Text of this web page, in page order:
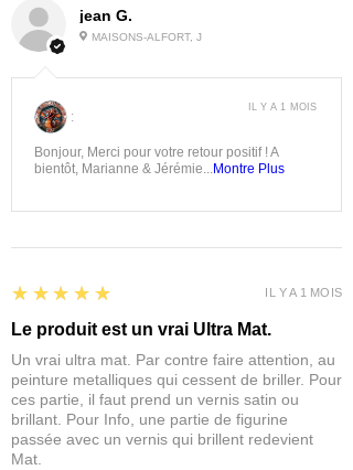
jean G.
MAISONS-ALFORT, J
:
Bonjour, Merci pour votre retour positif ! A
bientôt, Marianne & Jérémie...Montre Plus
IL Y A 1 MOIS
5
★★★★★
Le produit est un vrai Ultra Mat.
Un vrai ultra mat. Par contre faire attention, au
peinture metalliques qui cessent de briller. Pour
ces partie, il faut prend un vernis satin ou
brillant. Pour Info, une partie de figurine
passée avec un vernis qui brillent redevient
Mat.
IL Y A 1 MOIS